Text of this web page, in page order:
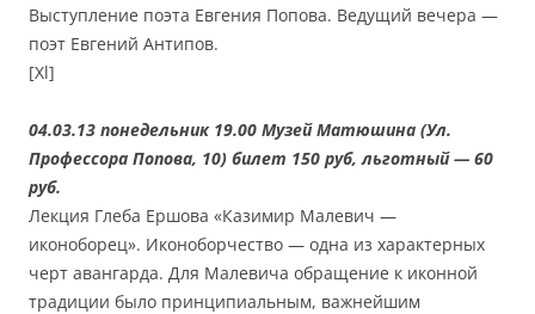
Выступление поэта Евгения Попова. Ведущий вечера —
поэт Евгений Антипов.
[Xl]
04.03.13 понедельник 19.00 Музей Матюшина (Ул.
Профессора Попова, 10) билет 150 руб, льготный — 60
руб.
Лекция Глеба Ершова «Казимир Малевич —
иконоборец». Иконоборчество — одна из характерных
черт авангарда. Для Малевича обращение к иконной
традиции было принципиальным, важнейшим